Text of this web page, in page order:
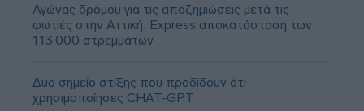
Αγώνας δρόμου για τις αποζημιώσεις μετά τις
φωτιές στην Αττική: Express αποκατάσταση των
113.000 στρεμμάτων
Δύο σημείο στίξης που προδίδουν ότι
χρησιμοποίησες CHAT-GPT